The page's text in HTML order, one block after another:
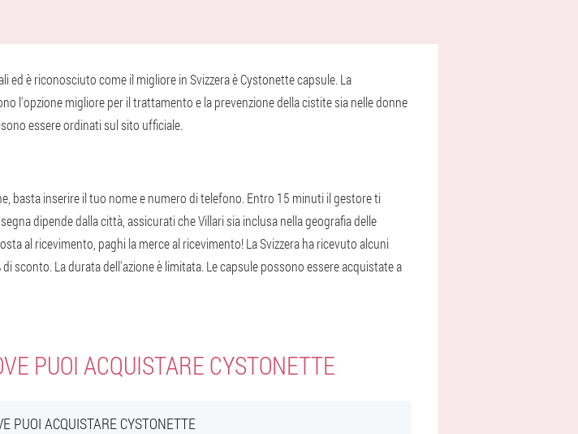
è riconosciuto come il migliore in Svizzera è Cystonette capsule. La
l'opzione migliore per il trattamento e la prevenzione della cistite sia nelle donne
essere ordinati sul sito ufficiale.
basta inserire il tuo nome e numero di telefono. Entro 15 minuti il gestore ti
dipende dalla città, assicurati che Villari sia inclusa nella geografia delle
al ricevimento, paghi la merce al ricevimento! La Svizzera ha ricevuto alcuni
La durata dell'azione è limitata. Le capsule possono essere acquistate a
PUOI ACQUISTARE CYSTONETTE
PUOI ACQUISTARE CYSTONETTE